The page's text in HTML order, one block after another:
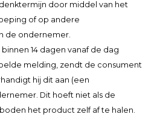
door middel van het
of op andere
de ondernemer.
14 dagen vanaf de dag
melding, zendt de consument
hij dit aan (een
Dit hoeft niet als de
het product zelf af te halen.